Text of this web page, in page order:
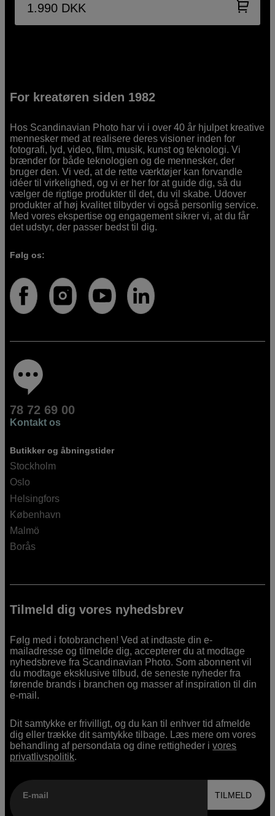
1.990 DKK
For kreatøren siden 1982
Hos Scandinavian Photo har vi i over 40 år hjulpet kreative
mennesker med at realisere deres visioner inden for
fotografi, lyd, video, film, musik, kunst og teknologi. Vi
brænder for både teknologien og de mennesker, der
bruger den. Vi ved, at de rette værktøjer kan forvandle
idéer til virkelighed, og vi er her for at guide dig, så du
vælger de rigtige produkter til det, du vil skabe. Udover
produkter af høj kvalitet tilbyder vi også personlig service.
Med vores ekspertise og engagement sikrer vi, at du får
det udstyr, der passer bedst til dig.
Følg os:
78 72 69 00
Kontakt os
Butikker og åbningstider
Stockholm
Oslo
Helsingfors
København
Malmö
Borås
Tilmeld dig vores nyhedsbrev
Følg med i fotobranchen! Ved at indtaste din e-
mailadresse og tilmelde dig, accepterer du at modtage
nyhedsbreve fra Scandinavian Photo. Som abonnent vil
du modtage eksklusive tilbud, de seneste nyheder fra
førende brands i branchen og masser af inspiration til din
e-mail.
Dit samtykke er frivilligt, og du kan til enhver tid afmelde
dig eller trække dit samtykke tilbage. Læs mere om vores
behandling af persondata og dine rettigheder ivores
privatlivspolitik.
E-mail TILMELD